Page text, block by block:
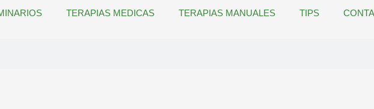
TERAPIAS MEDICAS TERAPIAS MANUALES TIPS